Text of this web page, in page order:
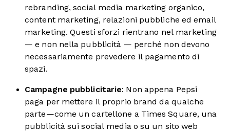
rebranding, social media marketing organico,
content marketing, relazioni pubbliche ed email
marketing. Questi sforzi rientrano nel marketing
— e non nella pubblicità — perché non devono
necessariamente prevedere il pagamento di
spazi.
Campagne pubblicitarie: Non appena Pepsi
paga per mettere il proprio brand da qualche
parte—come un cartellone a Times Square, una
pubblicità sui social media o su un sito web